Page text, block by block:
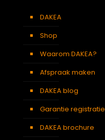
DAKEA
Shop
Waarom DAKEA?
Afspraak maken
DAKEA blog
Garantie registratie
DAKEA brochure